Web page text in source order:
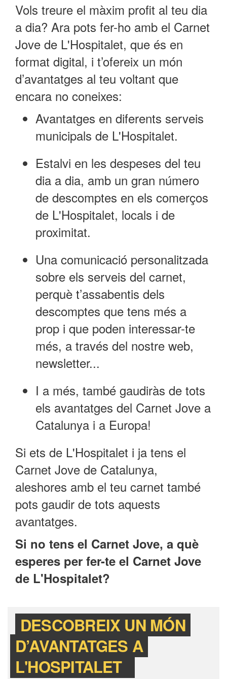
Vols treure el màxim profit al teu dia
a dia? Ara pots fer-ho amb el Carnet
Jove de L'Hospitalet, que és en
format digital, i t’ofereix un món
d’avantatges al teu voltant que
encara no coneixes:
Avantatges en diferents serveis
municipals de L'Hospitalet.
Estalvi en les despeses del teu
dia a dia, amb un gran número
de descomptes en els comerços
de L'Hospitalet, locals i de
proximitat.
Una comunicació personalitzada
sobre els serveis del carnet,
perquè t’assabentis dels
descomptes que tens més a
prop i que poden interessar-te
més, a través del nostre web,
newsletter...
I a més, també gaudiràs de tots
els avantatges del Carnet Jove a
Catalunya i a Europa!
Si ets de L'Hospitalet i ja tens el
Carnet Jove de Catalunya,
aleshores amb el teu carnet també
pots gaudir de tots aquests
avantatges.
Si no tens el Carnet Jove, a què
esperes per fer-te el Carnet Jove
de L'Hospitalet?
DESCOBREIX UN MÓN
D’AVANTATGES A
L'HOSPITALET